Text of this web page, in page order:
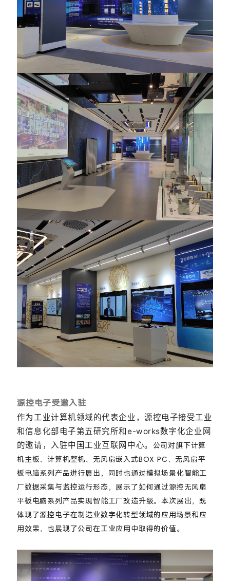
源控电子受邀入驻
作为工业计算机领域的代表企业，源控电子接受工业
和信息化部电子第五研究所和e-works数字化企业网
的邀请，入驻中国工业互联网中心。 公司对旗下计算
机主板、计算机整机、无风扇嵌入式BOX PC、无风扇平
板电脑系列产品进行展出，同时也通过模拟场景化智能工
厂数据采集与监控运行形态，展示了如何通过源控无风扇
平板电脑系列产品实现智能工厂改造升级。本次展出，既
体现了源控电子在制造业数字化转型领域的应用场景和应
用效果，也展现了公司在工业应用中取得的价值。